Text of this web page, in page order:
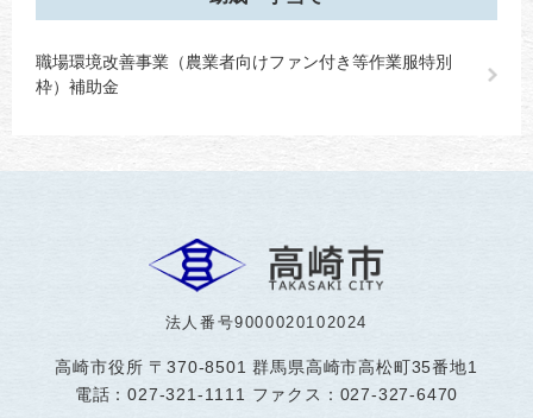
職場環境改善事業（農業者向けファン付き等作業服特別
枠）補助金
法人番号9000020102024
高崎市役所 〒370-8501 群馬県高崎市高松町35番地1
電話：027-321-1111 ファクス：027-327-6470